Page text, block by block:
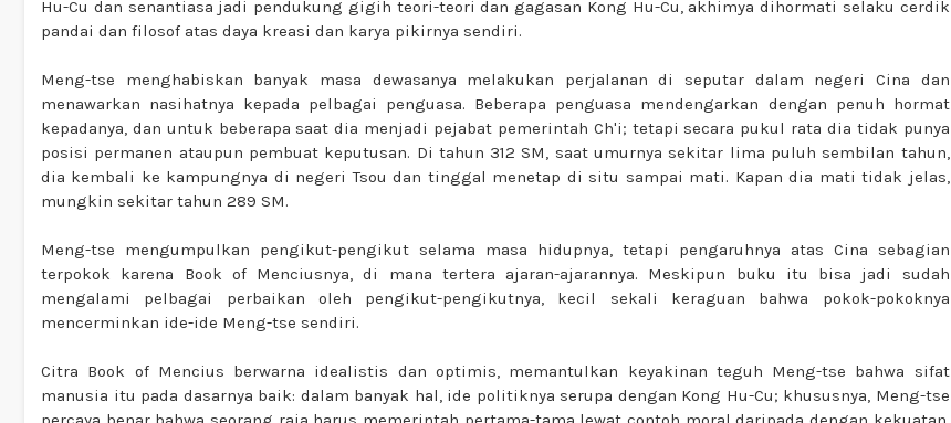
Hu-Cu dan senantiasa jadi pendukung gigih teori-teori dan gagasan Kong Hu-Cu, akhimya dihormati selaku cerdik
pandai dan filosof atas daya kreasi dan karya pikirnya sendiri.
Meng-tse menghabiskan banyak masa dewasanya melakukan perjalanan di seputar dalam negeri Cina dan
menawarkan nasihatnya kepada pelbagai penguasa. Beberapa penguasa mendengarkan dengan penuh hormat
kepadanya, dan untuk beberapa saat dia menjadi pejabat pemerintah Ch'i; tetapi secara pukul rata dia tidak punya
posisi permanen ataupun pembuat keputusan. Di tahun 312 SM, saat umurnya sekitar lima puluh sembilan tahun,
dia kembali ke kampungnya di negeri Tsou dan tinggal menetap di situ sampai mati. Kapan dia mati tidak jelas,
mungkin sekitar tahun 289 SM.
Meng-tse mengumpulkan pengikut-pengikut selama masa hidupnya, tetapi pengaruhnya atas Cina sebagian
terpokok karena Book of Menciusnya, di mana tertera ajaran-ajarannya. Meskipun buku itu bisa jadi sudah
mengalami pelbagai perbaikan oleh pengikut-pengikutnya, kecil sekali keraguan bahwa pokok-pokoknya
mencerminkan ide-ide Meng-tse sendiri.
Citra Book of Mencius berwarna idealistis dan optimis, memantulkan keyakinan teguh Meng-tse bahwa sifat
manusia itu pada dasarnya baik: dalam banyak hal, ide politiknya serupa dengan Kong Hu-Cu; khususnya, Meng-tse